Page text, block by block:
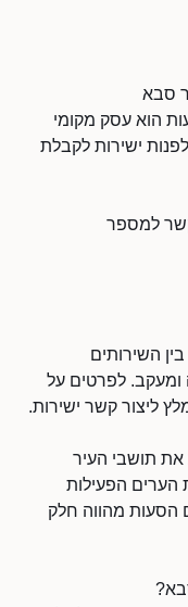
סבא
הוא עסק מקומי
ישירות לקבלת
למספר
השירותים
ומעקב. לפרטים על
ליצור קשר ישירות.
תושבי העיר
הערים הפעילות
הסעות מהווה חלק